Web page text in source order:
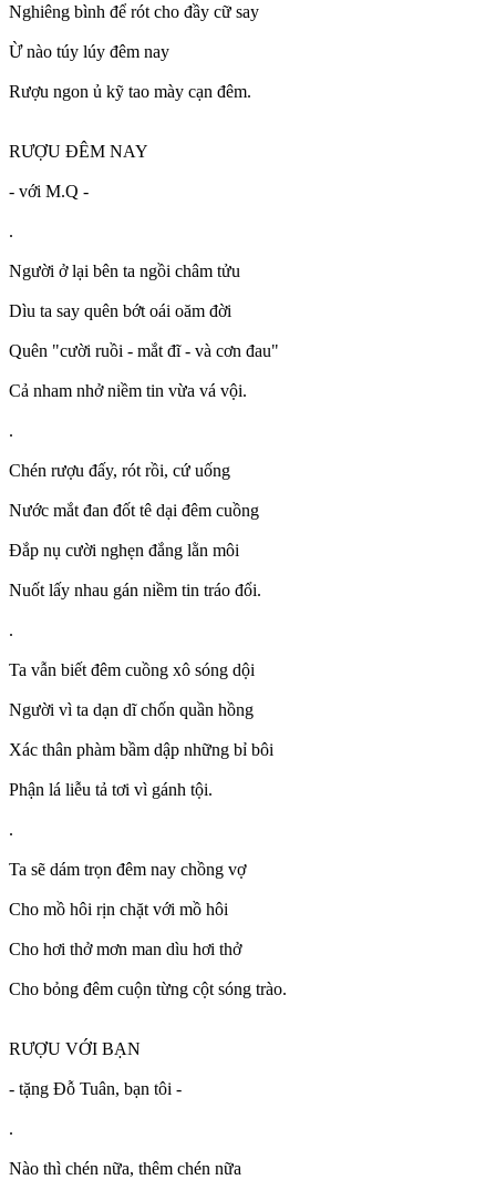
Nghiêng bình để rót cho đầy cữ say
Ừ nào túy lúy đêm nay
Rượu ngon ủ kỹ tao mày cạn đêm.
RƯỢU ĐÊM NAY
- với M.Q -
.
Người ở lại bên ta ngồi châm tửu
Dìu ta say quên bớt oái oăm đời
Quên "cười ruồi - mắt đĩ - và cơn đau"
Cả nham nhở niềm tin vừa vá vội.
.
Chén rượu đấy, rót rồi, cứ uống
Nước mắt đan đốt tê dại đêm cuồng
Đắp nụ cười nghẹn đắng lằn môi
Nuốt lấy nhau gán niềm tin tráo đổi.
.
Ta vẫn biết đêm cuồng xô sóng dội
Người vì ta dạn dĩ chốn quần hồng
Xác thân phàm bầm dập những bỉ bôi
Phận lá liễu tả tơi vì gánh tội.
.
Ta sẽ dám trọn đêm nay chồng vợ
Cho mồ hôi rịn chặt với mồ hôi
Cho hơi thở mơn man dìu hơi thở
Cho bỏng đêm cuộn từng cột sóng trào.
RƯỢU VỚI BẠN
- tặng Đỗ Tuân, bạn tôi -
.
Nào thì chén nữa, thêm chén nữa